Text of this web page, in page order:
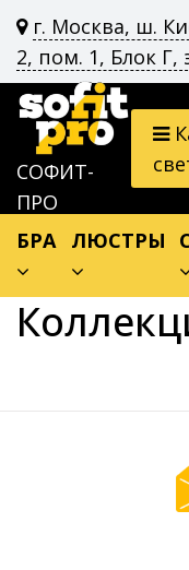
г. Москва, ш.
2, пом. 1, Блок
СОФИТ-
ПРО
БРА ЛЮСТРЫ